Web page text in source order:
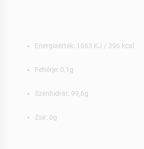
Energiaérték: 1663 KJ / 396 kcal
Fehérje: 0,1g
Szénhidrát: 99,6g
Zsír: 0g